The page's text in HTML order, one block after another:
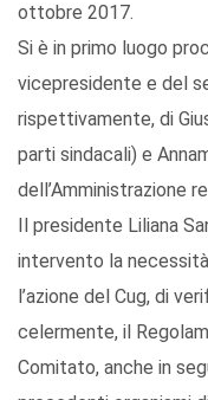
ottobre 2017.
Si è in primo luogo
vicepresidente e del
rispettivamente, di
parti sindacali) e
dell’Amministrazione
Il presidente Liliana
intervento la
l’azione del Cug, di
celermente, il
Comitato, anche in